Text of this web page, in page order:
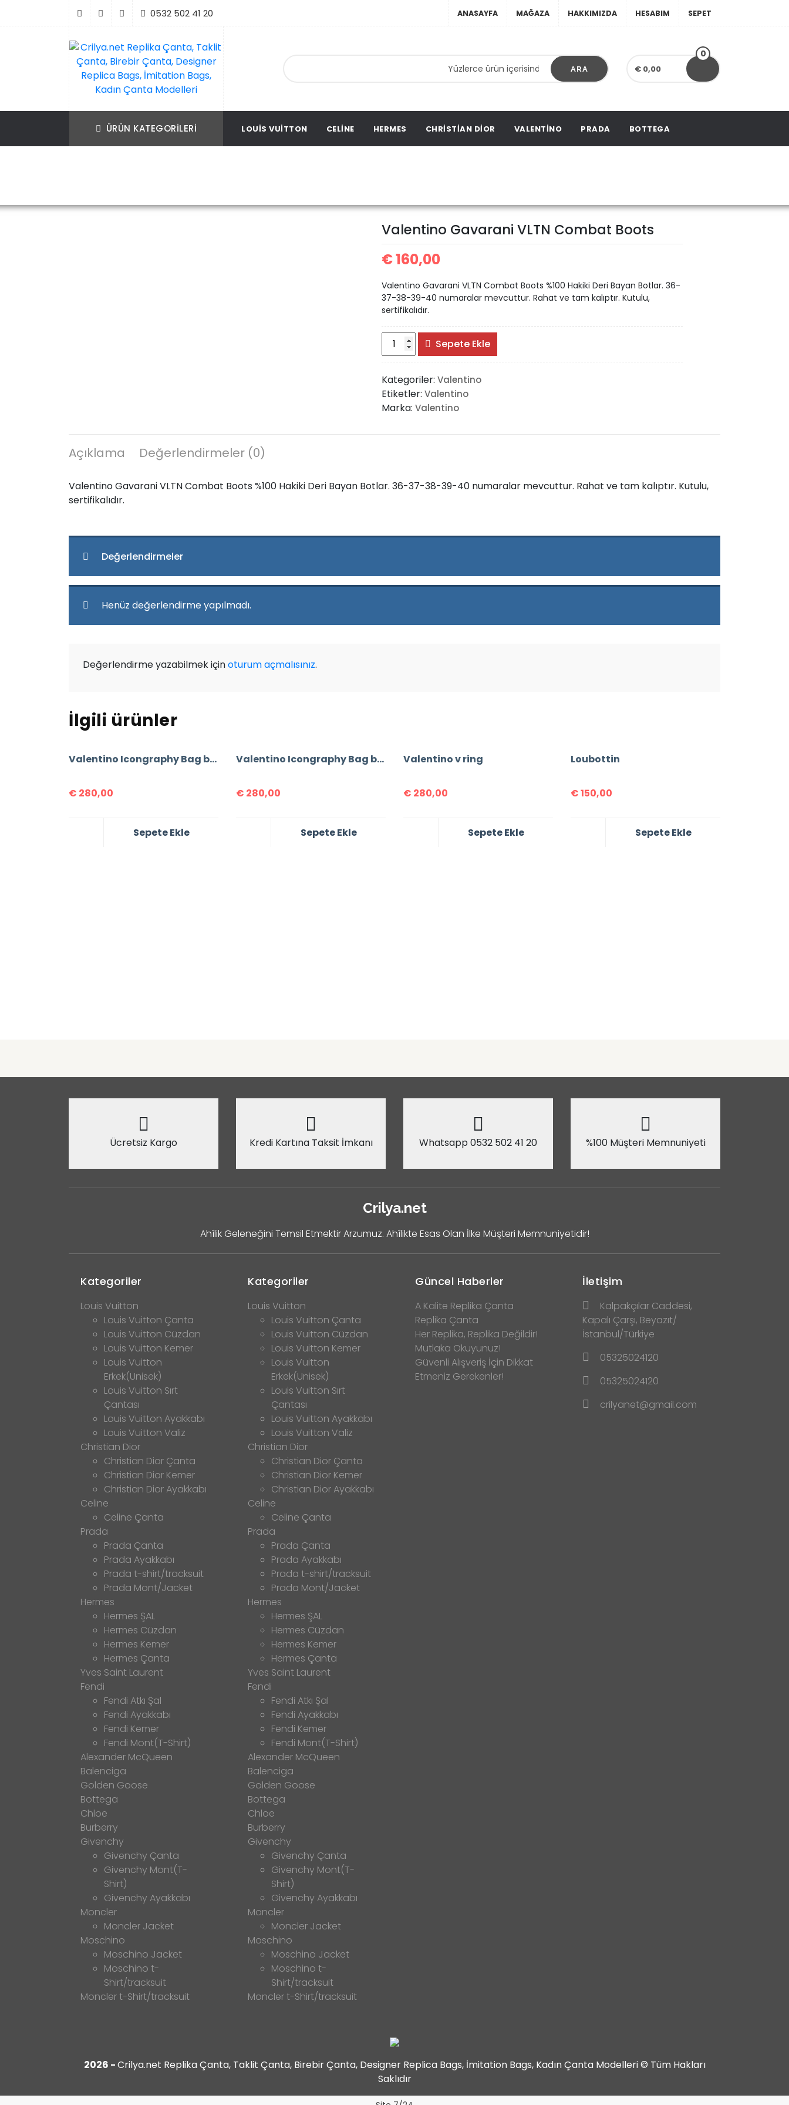
0532 502 41 20 ANASAYFA MAĞAZA HAKKIMIZDA HESABIM SEPET
Kadın Çanta Modelleri
ARA € 0,00
0
ÜRÜN KATEGORILERI LOUIS VUITTON CELINE HERMES CHRISTIAN DIOR VALENTINO PRADA BOTTEGA
Valentino Gavarani VLTN Combat Boots
€160,00
Valentino Gavarani VLTN Combat Boots %100 Hakiki Deri Bayan Botlar. 36-
37-38-39-40 numaralar mevcuttur. Rahat ve tam kalıptır. Kutulu,
sertifikalıdır.
Valentino
Gavarani
VLTN
Combat
Boots
adet
Sepete Ekle
Kategoriler: Valentino
Etiketler: Valentino
Marka: Valentino
Açıklama Değerlendirmeler (0)
Valentino Gavarani VLTN Combat Boots %100 Hakiki Deri Bayan Botlar. 36-37-38-39-40 numaralar mevcuttur. Rahat ve tam kalıptır. Kutulu,
sertifikalıdır.
Değerlendirmeler
Henüz değerlendirme yapılmadı.
Değerlendirme yazabilmek içinoturum açmalısınız.
İlgili ürünler
Valentino Icongraphy Bag big
€ 280,00
Sepete Ekle
Valentino Icongraphy Bag big
€ 280,00
Sepete Ekle
Valentino v ring
€ 280,00
Sepete Ekle
Loubottin
€150,00
Sepete Ekle
Ücretsiz Kargo Kredi Kartına Taksit İmkanı Whatsapp 0532 502 41 20 %100 Müşteri Memnuniyeti
Crilya.net
Ahîlik Geleneğini Temsil Etmektir Arzumuz. Ahîlikte Esas Olan İlke Müşteri Memnuniyetidir!
Kategoriler
Louis Vuitton
Louis Vuitton Çanta
Louis Vuitton Cüzdan
Louis Vuitton Kemer
Louis Vuitton
Erkek(Unisek)
Louis Vuitton Sırt
Çantası
Louis Vuitton Ayakkabı
Louis Vuitton Valiz
Christian Dior
Christian Dior Çanta
Christian Dior Kemer
Christian Dior Ayakkabı
Celine
Celine Çanta
Prada
Prada Çanta
Prada Ayakkabı
Prada t-shirt/tracksuit
Prada Mont/Jacket
Hermes
Hermes ŞAL
Hermes Cüzdan
Hermes Kemer
Hermes Çanta
Yves Saint Laurent
Fendi
Fendi Atkı Şal
Fendi Ayakkabı
Fendi Kemer
Fendi Mont(T-Shirt)
Alexander McQueen
Balenciga
Golden Goose
Bottega
Chloe
Burberry
Givenchy
Givenchy Çanta
Givenchy Mont(T-
Shirt)
Givenchy Ayakkabı
Moncler
Moncler Jacket
Moschino
Moschino Jacket
Moschino t-
Shirt/tracksuit
Moncler t-Shirt/tracksuit
Kategoriler
Louis Vuitton
Louis Vuitton Çanta
Louis Vuitton Cüzdan
Louis Vuitton Kemer
Louis Vuitton
Erkek(Unisek)
Louis Vuitton Sırt
Çantası
Louis Vuitton Ayakkabı
Louis Vuitton Valiz
Christian Dior
Christian Dior Çanta
Christian Dior Kemer
Christian Dior Ayakkabı
Celine
Celine Çanta
Prada
Prada Çanta
Prada Ayakkabı
Prada t-shirt/tracksuit
Prada Mont/Jacket
Hermes
Hermes ŞAL
Hermes Cüzdan
Hermes Kemer
Hermes Çanta
Yves Saint Laurent
Fendi
Fendi Atkı Şal
Fendi Ayakkabı
Fendi Kemer
Fendi Mont(T-Shirt)
Alexander McQueen
Balenciga
Golden Goose
Bottega
Chloe
Burberry
Givenchy
Givenchy Çanta
Givenchy Mont(T-
Shirt)
Givenchy Ayakkabı
Moncler
Moncler Jacket
Moschino
Moschino Jacket
Moschino t-
Shirt/tracksuit
Moncler t-Shirt/tracksuit
Güncel Haberler
A Kalite Replika Çanta
Replika Çanta
Her Replika, Replika Değildir!
Mutlaka Okuyunuz!
Güvenli Alışveriş İçin Dikkat
Etmeniz Gerekenler!
İletişim
Kalpakçılar Caddesi,
Kapalı Çarşı, Beyazıt/
İstanbul/Türkiye
05325024120
05325024120
crilyanet@gmail.com
2026 -Crilya.net Replika Çanta, Taklit Çanta, Birebir Çanta, Designer Replica Bags, İmitation Bags, Kadın Çanta Modelleri © Tüm Hakları
Saklıdır